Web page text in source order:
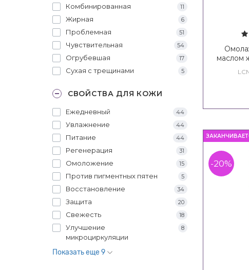
Комбинированная 11
Жирная 6
Проблемная 51
Чувствительная 54
Огрубевшая 17
Сухая с трещинами 5
СВОЙСТВА ДЛЯ КОЖИ
Ежедневный 44
Увлажнение 44
Питание 44
Регенерация 31
Омоложение 15
Против пигментных пятен 5
Восстановление 34
Защита 20
Свежесть 18
Улучшение
микроциркуляции
8
Показать еще 9
маслом
-20%